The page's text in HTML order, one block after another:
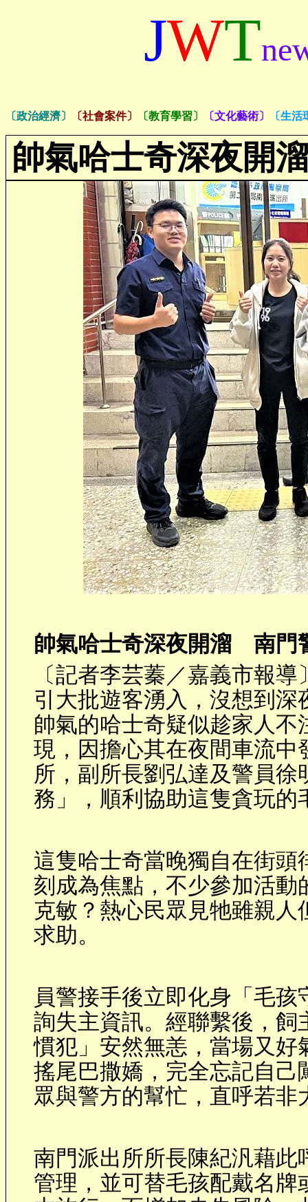
JWT
〔政治經濟〕 〔社會案件〕 〔教育學習〕 〔文化藝術〕 〔生活
帥氣哈士奇深夜開
帥氣哈士奇深夜開溜 南門
〔記者李芸蓁／嘉義市報
引大批遊客湧入，沒想到
帥氣的哈士奇疑似趁家人
現，因擔心其在夜間車流
所，副所長劉弘達及警員
務」，順利協助這隻貪玩的
這隻哈士奇當晚獨自在街
刻成為焦點，不少參加活
克敏？熱心民眾見牠雖親
求助。
員警接手後立即化身「毛
詢失主資訊。經聯繫後，
慣犯」安然無恙，當場又
搖尾巴撒嬌，完全忘記自
眾與警方的幫忙，直呼若
南門派出所所長陳紀汎藉
管理，並可替毛孩配戴名